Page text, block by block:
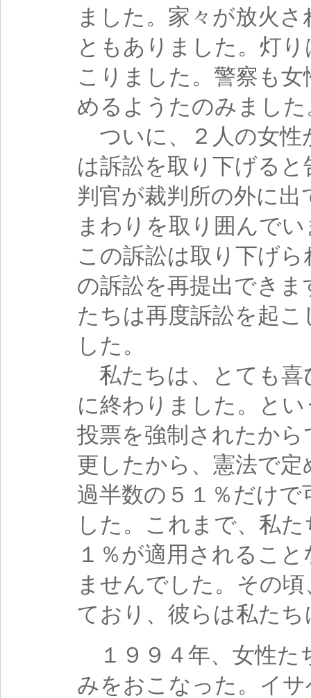
ました。家々が放火
ともありました。灯
こりました。警察も
めるようたのみました
ついに、２人の女性
は訴訟を取り下げる
判官が裁判所の外に
まわりを取り囲んで
この訴訟は取り下げ
の訴訟を再提出でき
たちは再度訴訟を起
した。
私たちは、とても喜
に終わりました。と
投票を強制されたか
更したから、憲法で
過半数の５１％だけ
した。これまで、私
１％が適用されるこ
ませんでした。その
ており、彼らは私た
１９９４年、女性た
みをおこなった。イ